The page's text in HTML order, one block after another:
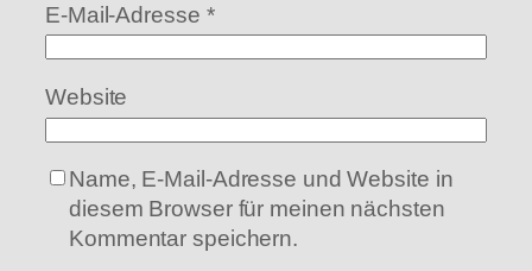
E-Mail-Adresse *
Website
Name, E-Mail-Adresse und Website in
diesem Browser für meinen nächsten
Kommentar speichern.